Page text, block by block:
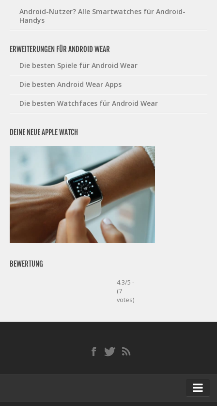
Android-Nutzer? Alle Smartwatches für Android-
Handys
ERWEITERUNGEN FÜR ANDROID WEAR
Die besten Spiele für Android Wear
Die besten Android Wear Apps
Die besten Watchfaces für Android Wear
DEINE NEUE APPLE WATCH
BEWERTUNG
4.3/5 -
(7
votes)